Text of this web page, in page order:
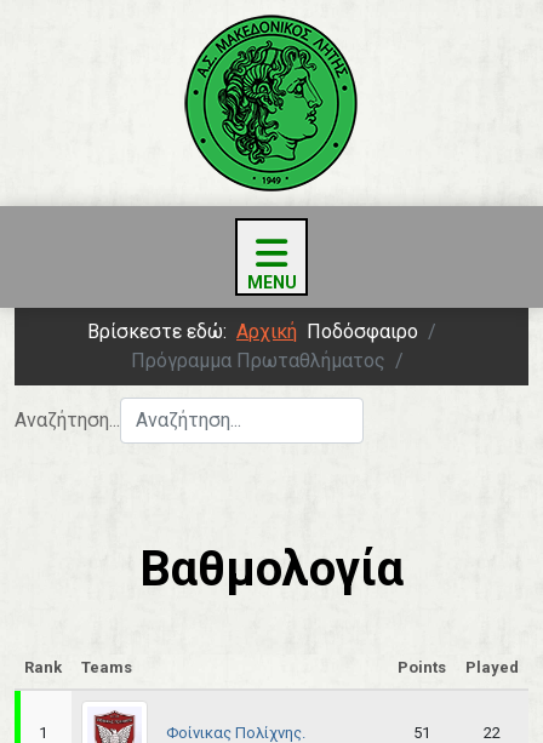
Βρίσκεστε εδώ: Αρχική Ποδόσφαιρο
Πρόγραμμα Πρωταθλήματος
Αναζήτηση...
Βαθμολογία
Rank Teams Points Played
1 Φοίνικας Πολίχνης. 51 22